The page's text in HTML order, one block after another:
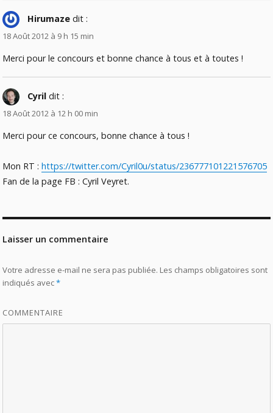
Hirumaze dit :
18 Août 2012 à 9 h 15 min
Merci pour le concours et bonne chance à tous et à toutes !
Cyril dit :
18 Août 2012 à 12 h 00 min
Merci pour ce concours, bonne chance à tous !
Mon RT :https://twitter.com/Cyril0u/status/236777101221576705
Fan de la page FB : Cyril Veyret.
Laisser un commentaire
Votre adresse e-mail ne sera pas publiée. Les champs obligatoires sont
indiqués avec*
COMMENTAIRE